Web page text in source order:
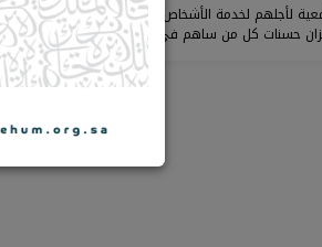
لأجلهم لخدمة الأشخاص ذوي الإعاقة على جائزة
حسنات كل من ساهم في خدمة الإسلام .